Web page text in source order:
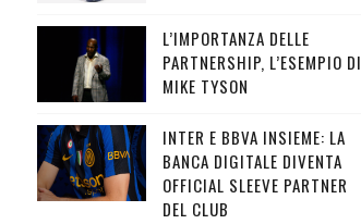
L’IMPORTANZA DELLE
PARTNERSHIP, L’ESEMPIO DI
MIKE TYSON
INTER E BBVA INSIEME: LA
BANCA DIGITALE DIVENTA
OFFICIAL SLEEVE PARTNER
DEL CLUB